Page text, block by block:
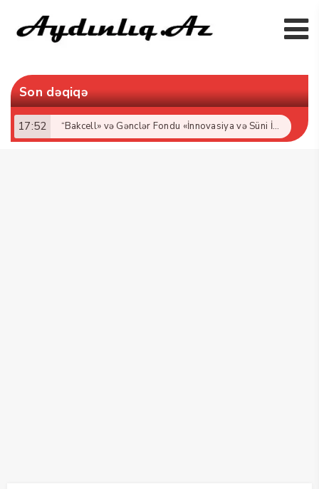
Son dəqiqə
17:52 “Bakcell» və Gənclər Fondu «İnnovasiya və Süni İntellekt» üzrə təqaüd proqramının qalibləri ilə görüş keçirib